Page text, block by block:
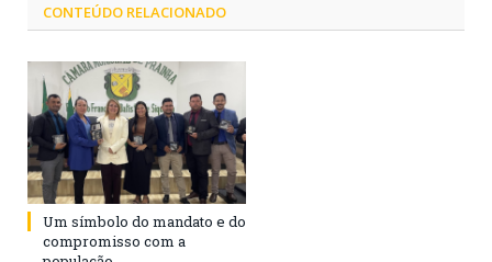
CONTEÚDO RELACIONADO
Um símbolo do mandato e do
compromisso com a